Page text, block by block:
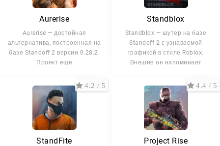
Aurerise
Aurerise — достойная
альтернатива, построенная на
базе Standoff 2 версии 0.28.2.
Проект ещё
Standblox
Standblox — шутер на базе
Standoff 2 с узнаваемой
графикой в стиле Roblox.
Внешне он напоминает
StandFite
4.2 / 5
Project Rise
4.4 / 5